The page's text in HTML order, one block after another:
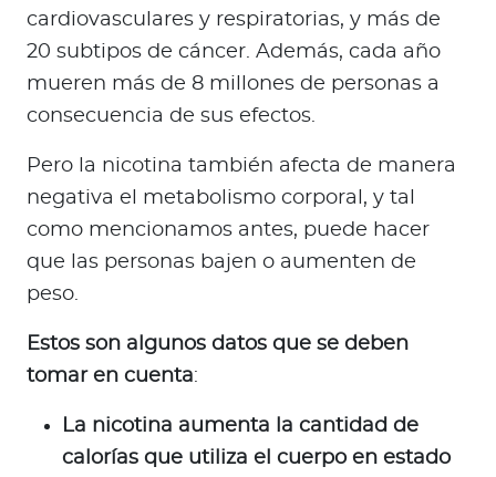
cardiovasculares y respiratorias, y más de
20 subtipos de cáncer. Además, cada año
mueren más de 8 millones de personas a
consecuencia de sus efectos.
Pero la nicotina también afecta de manera
negativa el metabolismo corporal, y tal
como mencionamos antes, puede hacer
que las personas bajen o aumenten de
peso.
Estos son algunos datos que se deben
tomar en cuenta:
La nicotina aumenta la cantidad de
calorías que utiliza el cuerpo en estado